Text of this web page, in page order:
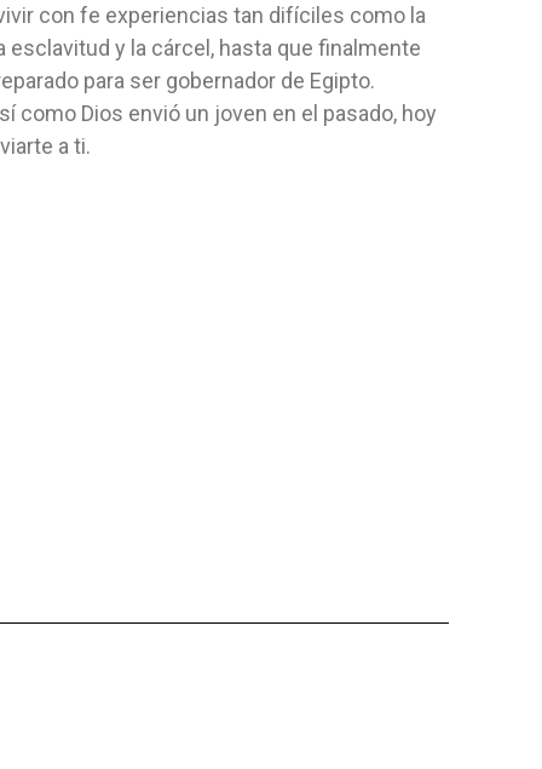
con fe experiencias tan difíciles como la
esclavitud y la cárcel, hasta que finalmente
para ser gobernador de Egipto.
como Dios envió un joven en el pasado, hoy
a ti.